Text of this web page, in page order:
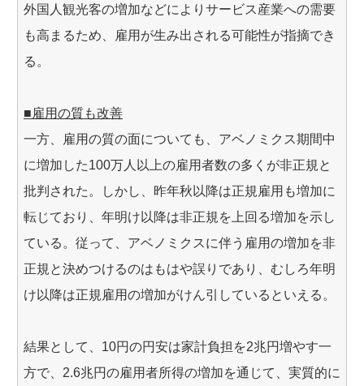
外国人観光客の増加などによりサービス産業への需要
も高まるため、雇用が生み出される可能性が指摘でき
る。
■雇用の質も改善
一方、雇用の質の面についても、アベノミクス期間中
に増加した100万人以上の雇用者数の多くが非正規と
批判された。しかし、昨年秋以降は正規雇用も増加に
転じており、年明け以降は非正規を上回る増加を示し
ている。従って、アベノミクスに伴う雇用の増加を非
正規と決めつけるのはもはや誤りであり、むしろ年明
け以降は正規雇用の増加がけん引しているといえる。
結果として、10円の円安は家計負担を2兆円増やす一
方で、2.6兆円の雇用者所得の増加を通じて、実質的に